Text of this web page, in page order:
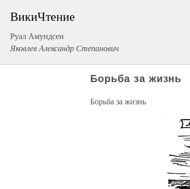
ВикиЧтение
Руал Амундсен
Яковлев Александр Степанович
Борьба за жизнь
Борьба за жизнь